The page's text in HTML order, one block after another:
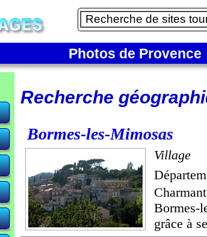
Photos de Provence
Recherche
Bormes-les-Mimosas
Village
Bormes-
grâce à